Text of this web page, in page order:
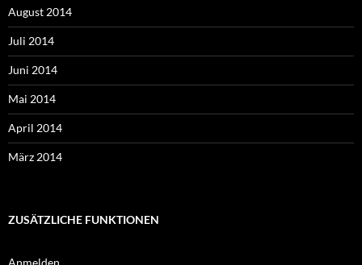
August 2014
Juli 2014
Juni 2014
Mai 2014
April 2014
März 2014
ZUSÄTZLICHE FUNKTIONEN